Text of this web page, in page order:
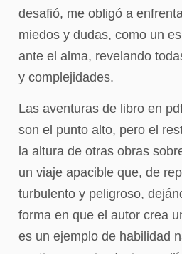
desafió, me obligó a
miedos y dudas, como un
ante el alma, revelando
y complejidades.
Las aventuras de libro en
son el punto alto, pero el
la altura de otras obras
un viaje apacible que, de
turbulento y peligroso,
forma en que el autor crea
es un ejemplo de habilidad